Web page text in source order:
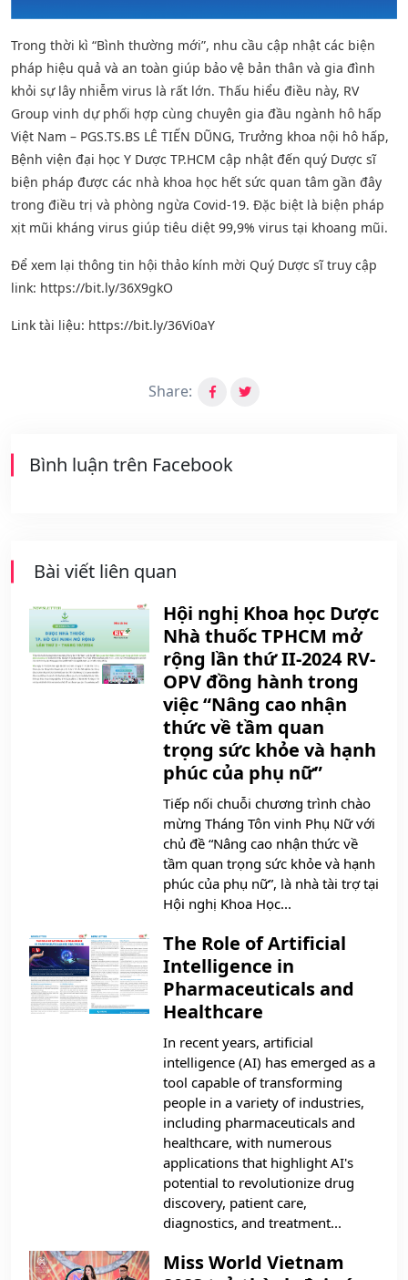
Trong thời kì “Bình thường mới”, nhu cầu cập nhật các biện
pháp hiệu quả và an toàn giúp bảo vệ bản thân và gia đình
khỏi sự lây nhiễm virus là rất lớn. Thấu hiểu điều này, RV
Group vinh dự phối hợp cùng chuyên gia đầu ngành hô hấp
Việt Nam – PGS.TS.BS LÊ TIẾN DŨNG, Trưởng khoa nội hô hấp,
Bệnh viện đại học Y Dược TP.HCM cập nhật đến quý Dược sĩ
biện pháp được các nhà khoa học hết sức quan tâm gần đây
trong điều trị và phòng ngừa Covid-19. Đặc biệt là biện pháp
xịt mũi kháng virus giúp tiêu diệt 99,9% virus tại khoang mũi.
Để xem lại thông tin hội thảo kính mời Quý Dược sĩ truy cập
link: https://bit.ly/36X9gkO
Link tài liệu: https://bit.ly/36Vi0aY
Share:
Bình luận trên Facebook
Bài viết liên quan
Hội nghị Khoa học Dược
Nhà thuốc TPHCM mở
rộng lần thứ II-2024 RV-
OPV đồng hành trong
việc “Nâng cao nhận
thức về tầm quan
trọng sức khỏe và hạnh
phúc của phụ nữ”
Tiếp nối chuỗi chương trình chào
mừng Tháng Tôn vinh Phụ Nữ với
chủ đề “Nâng cao nhận thức về
tầm quan trọng sức khỏe và hạnh
phúc của phụ nữ”, là nhà tài trợ tại
Hội nghị Khoa Học...
The Role of Artificial
Intelligence in
Pharmaceuticals and
Healthcare
In recent years, artificial
intelligence (AI) has emerged as a
tool capable of transforming
people in a variety of industries,
including pharmaceuticals and
healthcare, with numerous
applications that highlight AI's
potential to revolutionize drug
discovery, patient care,
diagnostics, and treatment...
Miss World Vietnam